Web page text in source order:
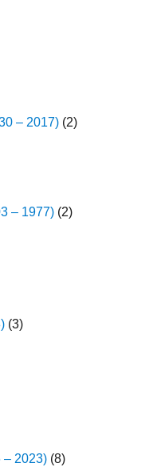
– 2017) (2)
– 1977) (2)
(3)
– 2023) (8)